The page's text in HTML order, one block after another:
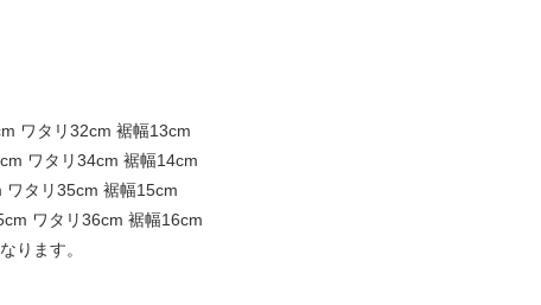
ワタリ32cm 裾幅13cm
ワタリ34cm 裾幅14cm
タリ35cm 裾幅15cm
ワタリ36cm 裾幅16cm
ります。